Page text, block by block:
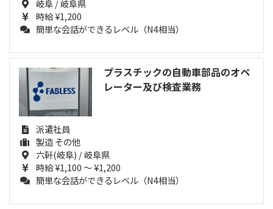
岐阜 / 岐阜県
時給 ¥1,200
簡単な会話ができるレベル（N4相当）
プラスチックの自動車部品のオペ
レーター及び検査業務
派遣社員
製造 その他
六軒(岐阜) / 岐阜県
時給 ¥1,100 ～ ¥1,200
簡単な会話ができるレベル（N4相当）